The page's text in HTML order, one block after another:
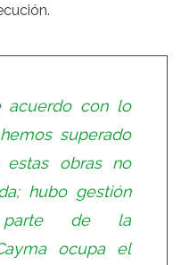
acuerdo con lo
superado
estas obras no
hubo gestión
parte de la
ocupa el